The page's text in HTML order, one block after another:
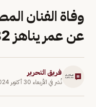
وفاة الفنان
عن عمر يناهز 82 عاما
فريق التحرير
نُشر في الأربعاء 30 أكتوبر 2024